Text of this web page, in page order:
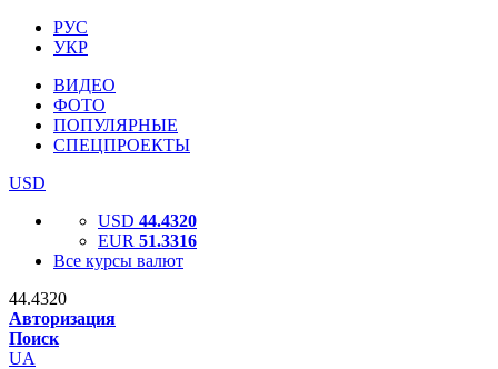
РУС
УКР
ВИДЕО
ФОТО
ПОПУЛЯРНЫЕ
СПЕЦПРОЕКТЫ
USD
USD 44.4320
EUR 51.3316
Все курсы валют
44.4320
Авторизация
Поиск
UA